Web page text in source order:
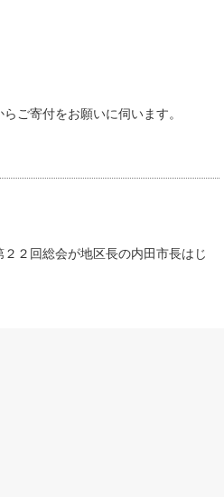
ご寄付をお願いに伺います。
２回総会が地区長の内田市長はじ